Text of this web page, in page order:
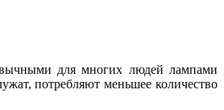
для многих людей лампами
потребляют меньшее количество